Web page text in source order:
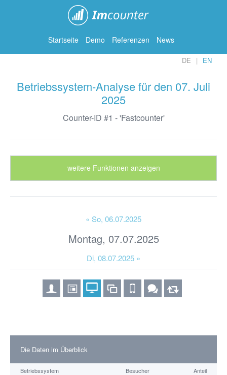
Startseite Demo Referenzen News
DE EN
Betriebssystem-Analyse für den 07. Juli
2025
Counter-ID #1 - 'Fastcounter'
weitere Funktionen anzeigen
« So, 06.07.2025
Montag, 07.07.2025
Di, 08.07.2025 »
Die Daten im Überblick
Betriebssystem Besucher Anteil